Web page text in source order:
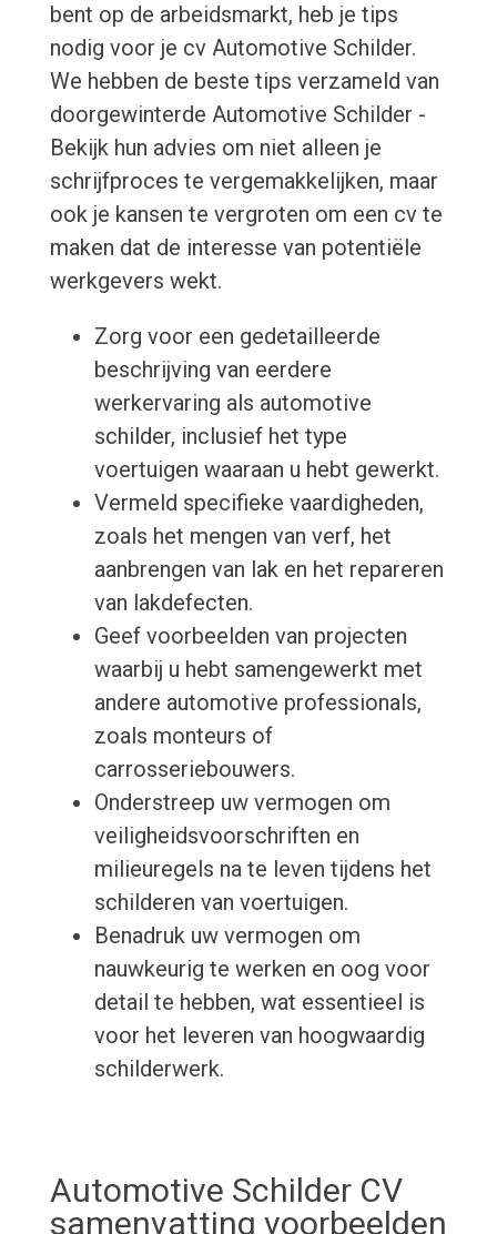
bent op de arbeidsmarkt, heb je tips
nodig voor je cv Automotive Schilder.
We hebben de beste tips verzameld van
doorgewinterde Automotive Schilder -
Bekijk hun advies om niet alleen je
schrijfproces te vergemakkelijken, maar
ook je kansen te vergroten om een cv te
maken dat de interesse van potentiële
werkgevers wekt.
Zorg voor een gedetailleerde
beschrijving van eerdere
werkervaring als automotive
schilder, inclusief het type
voertuigen waaraan u hebt gewerkt.
Vermeld specifieke vaardigheden,
zoals het mengen van verf, het
aanbrengen van lak en het repareren
van lakdefecten.
Geef voorbeelden van projecten
waarbij u hebt samengewerkt met
andere automotive professionals,
zoals monteurs of
carrosseriebouwers.
Onderstreep uw vermogen om
veiligheidsvoorschriften en
milieuregels na te leven tijdens het
schilderen van voertuigen.
Benadruk uw vermogen om
nauwkeurig te werken en oog voor
detail te hebben, wat essentieel is
voor het leveren van hoogwaardig
schilderwerk.
Automotive Schilder CV
samenvatting voorbeelden